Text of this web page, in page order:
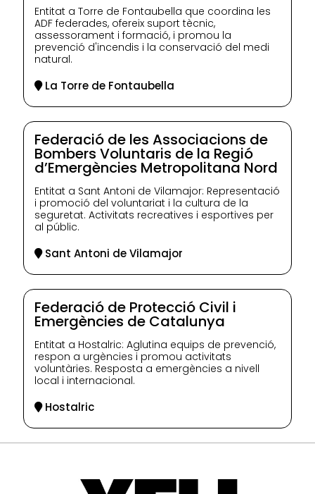
Entitat a Torre de Fontaubella que coordina les
ADF federades, ofereix suport tècnic,
assessorament i formació, i promou la
prevenció d'incendis i la conservació del medi
natural.
La Torre de Fontaubella
Federació de les Associacions de
Bombers Voluntaris de la Regió
d’Emergències Metropolitana Nord
Entitat a Sant Antoni de Vilamajor: Representació
i promoció del voluntariat i la cultura de la
seguretat. Activitats recreatives i esportives per
al públic.
Sant Antoni de Vilamajor
Federació de Protecció Civil i
Emergències de Catalunya
Entitat a Hostalric: Aglutina equips de prevenció,
respon a urgències i promou activitats
voluntàries. Resposta a emergències a nivell
local i internacional.
Hostalric